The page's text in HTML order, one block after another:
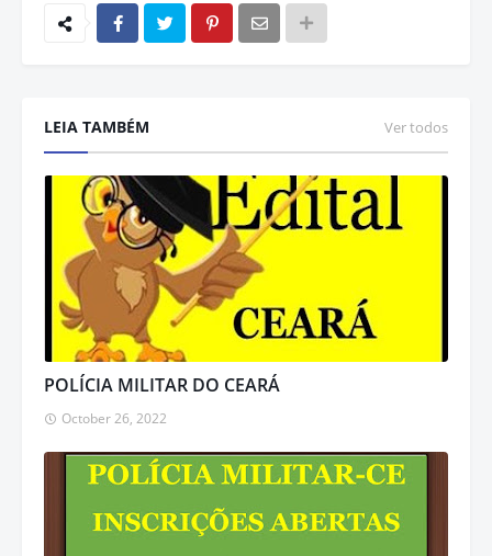
LEIA TAMBÉM Ver todos
POLÍCIA MILITAR DO CEARÁ
October 26, 2022